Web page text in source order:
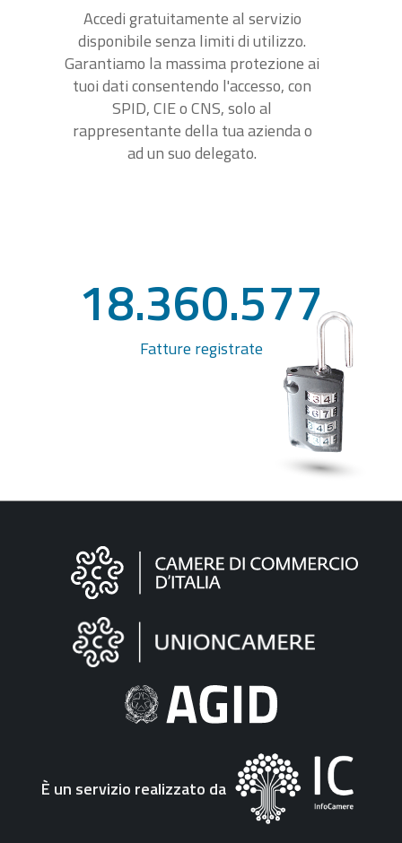
Accedi gratuitamente al servizio
disponibile senza limiti di utilizzo.
Garantiamo la massima protezione ai
tuoi dati consentendo l'accesso, con
SPID, CIE o CNS, solo al
rappresentante della tua azienda o
ad un suo delegato.
18.360.577
Fatture registrate
Informazioni
"Fattura
Elettronica"
È un servizio realizzato da